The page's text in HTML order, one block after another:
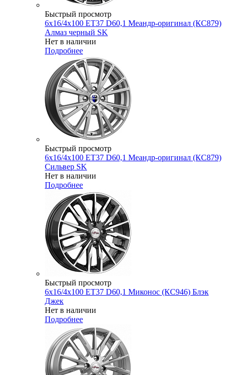
Быстрый просмотр
6x16/4x100 ET37 D60,1 Меандр-оригинал (КС879)
Алмаз черный SK
Нет в наличии
Подробнее
Быстрый просмотр
6x16/4x100 ET37 D60,1 Меандр-оригинал (КС879)
Сильвер SK
Нет в наличии
Подробнее
Быстрый просмотр
6x16/4x100 ET37 D60,1 Миконос (КС946) Блэк
Джек
Нет в наличии
Подробнее